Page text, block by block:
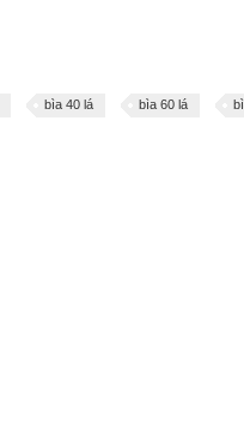
bìa 40 lá bìa 60 lá